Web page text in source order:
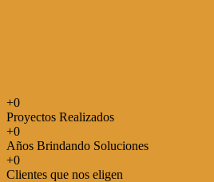
+0
Proyectos Realizados
+0
Años Brindando Soluciones
+0
Clientes que nos eligen